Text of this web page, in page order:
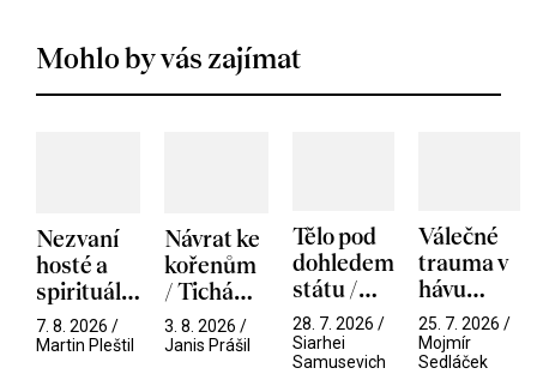
Mohlo by vás zajímat
Nezvaní
hosté a
spirituální
narušitelé
z vesmíru
7. 8. 2026 /
Martin Pleštil
Návrat ke
kořenům
/ Tichá
přítelkyně
3. 8. 2026 /
Janis Prášil
Tělo pod
dohledem
státu /
Pramen
28. 7. 2026 /
Siarhei
Samusevich
Válečné
trauma v
hávu
spektáklu
/ Odyssea
25. 7. 2026 /
Mojmír
Sedláček